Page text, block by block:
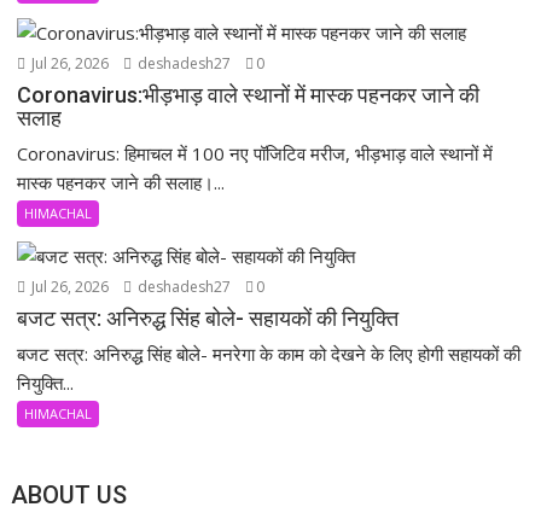
Jul 26, 2026 deshadesh27 0
Coronavirus:भीड़भाड़ वाले स्थानों में मास्क पहनकर जाने की
सलाह
Coronavirus: हिमाचल में 100 नए पॉजिटिव मरीज, भीड़भाड़ वाले स्थानों में
मास्क पहनकर जाने की सलाह।...
HIMACHAL
Jul 26, 2026 deshadesh27 0
बजट सत्र: अनिरुद्ध सिंह बोले- सहायकों की नियुक्ति
बजट सत्र: अनिरुद्ध सिंह बोले- मनरेगा के काम को देखने के लिए होगी सहायकों की
नियुक्ति...
HIMACHAL
ABOUT US